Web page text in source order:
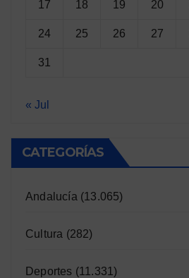
17 18 19 20
24 25 26 27
31
« Jul
CATEGORÍAS
Andalucía (13.065)
Cultura (282)
Deportes (11.331)